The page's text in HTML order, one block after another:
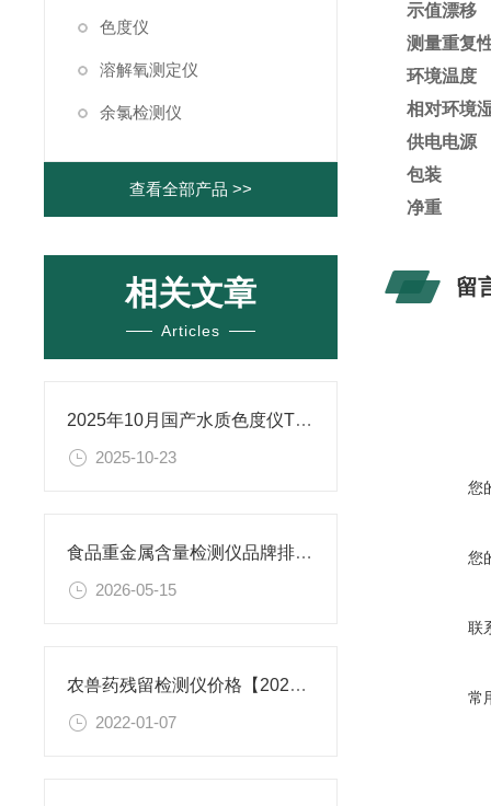
色度仪
溶解氧测定仪
余氯检测仪
查看全部产品 >>
相关文章
Articles
2025年10月国产水质色度仪TOP7公布，关键性能参数大比拼
2025-10-23
食品重金属含量检测仪品牌排名：恒美智造食品重金属快检仪综合实力分析
2026-05-15
农兽药残留检测仪价格【2022全新上市】恒美科技食品检测设备
2022-01-07
示值漂移
测量重复
环境温度
相对环境
供电电源
包装
净重
留
您
您
联
常